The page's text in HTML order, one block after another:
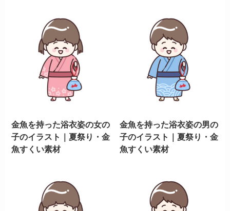
金魚を持った浴衣姿の女の
子のイラスト｜夏祭り・金
魚すくい素材
金魚を持った浴衣姿の男の
子のイラスト｜夏祭り・金
魚すくい素材